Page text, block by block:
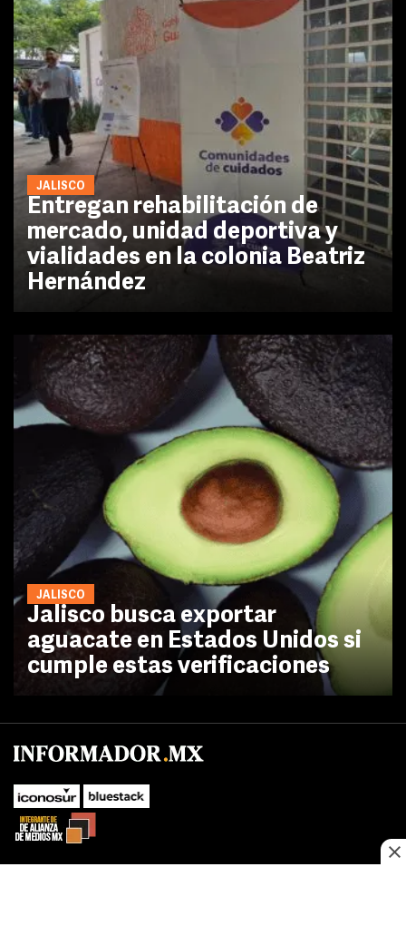
JALISCO
Entregan rehabilitación de
mercado, unidad deportiva y
vialidades en la colonia Beatriz
Hernández
JALISCO
Jalisco busca exportar
aguacate en Estados Unidos si
cumple estas verificaciones